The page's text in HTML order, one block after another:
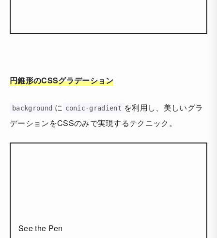
円錐形のCSSグラデーション
background に conic-gradient を利用し、美しいグラ
デーションをCSSのみで実現するテクニック。
See the Pen